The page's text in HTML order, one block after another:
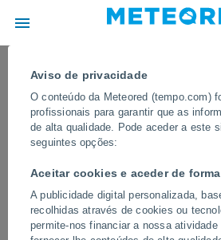
Aviso de privacidade
O conteúdo da Meteored (tempo.com)
profissionais para garantir que as
de alta qualidade. Pode aceder a este
seguintes opções:
Aceitar cookies e aceder de
A publicidade digital personalizada,
recolhidas através de cookies ou
permite-nos financiar a nossa atividade